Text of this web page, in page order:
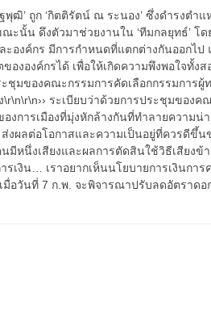
ฐพุฒิ’ ถูก ‘กิตติรัตน์ ณ ระนอง’ ซึ่งดำรงต
ะนั้น ดึงตัวมาช่วยงานใน ‘ทีมกลยุทธ์’ โ
องค์กร มีการกำหนดที่แตกต่างกันออกไ
ององค์กรได้ เพื่อให้เกิดความพึงพอใจทั้ง
ระชุมของคณะกรรมการคัดเลือกกรรมกา
​\r\n\r\n›› ระเบียบว่าด้วยการประชุมขอ
งการเมืองที่มุ่งหักล้างกันที่ทําลายความน่
งผลต่อโอกาสและความเป็นอยู่ที่ควรดีขึ้
มีหนึ่งเสียงและผลการตัดสินใช้วิธีเสียง
รเงิน… เราอยากเห็นนโยบายการเงินกา
อวันที่ 7 ก.พ. จะพิจารณาปรับลดอัตราดอ